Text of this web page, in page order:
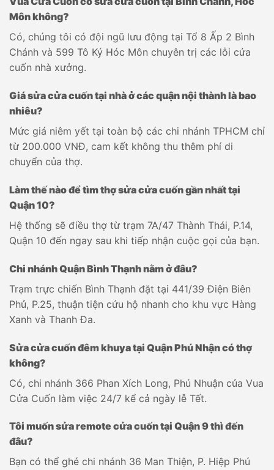
Môn không?
Có, chúng tôi có đội ngũ lưu động tại Tổ 8 Ấp 2 Bình
Chánh và 599 Tô Ký Hóc Môn chuyên trị các lỗi cửa
cuốn nhà xưởng.
Giá sửa cửa cuốn tại nhà ở các quận nội thành là bao
nhiêu?
Mức giá niêm yết tại toàn bộ các chi nhánh TPHCM chỉ
từ 200.000 VNĐ, cam kết không thu thêm phí di
chuyển của thợ.
Làm thế nào để tìm thợ sửa cửa cuốn gần nhất tại
Quận 10?
Hệ thống sẽ điều thợ từ trạm 7A/47 Thành Thái, P.14,
Quận 10 đến ngay sau khi tiếp nhận cuộc gọi của bạn.
Chi nhánh Quận Bình Thạnh nằm ở đâu?
Trạm trực chiến Bình Thạnh đặt tại 441/39 Điện Biên
Phủ, P.25, thuận tiện cứu hộ nhanh cho khu vực Hàng
Xanh và Thanh Đa.
Sửa cửa cuốn đêm khuya tại Quận Phú Nhận có thợ
không?
Có, chi nhánh 366 Phan Xích Long, Phú Nhuận của Vua
Cửa Cuốn làm việc 24/7 kể cả ngày lễ Tết.
Tôi muốn sửa remote cửa cuốn tại Quận 9 thì đến
đâu?
Bạn có thể ghé chi nhánh 36 Man Thiện, P. Hiệp Phú